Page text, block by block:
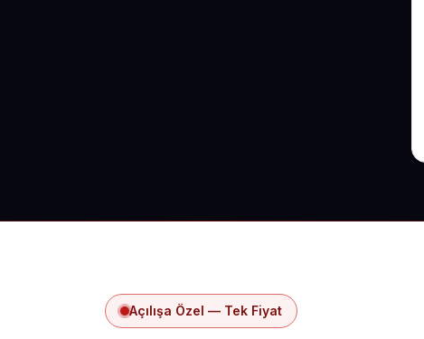
Açılışa Özel — Tek Fiyat